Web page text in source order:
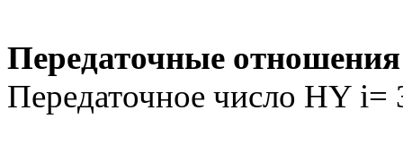
Передаточные отношения
Передаточное число HY i=